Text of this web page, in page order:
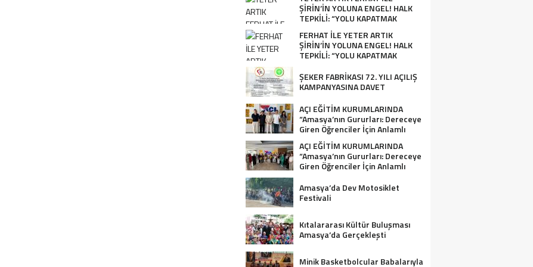
ŞİRİN’İN YOLUNA ENGEL! HALK
TEPKİLİ: “YOLU KAPATMAK
ÇÖZÜM DEĞİL, GÖREVİNİ YAP!”
FERHAT İLE YETER ARTIK
ŞİRİN’İN YOLUNA ENGEL! HALK
TEPKİLİ: “YOLU KAPATMAK
ŞEKER FABRİKASI 72. YILI AÇILIŞ
KAMPANYASINA DAVET
AÇI EĞİTİM KURUMLARINDA
“Amasya’nın Gururları: Dereceye
Giren Öğrenciler İçin Anlamlı
Tören”
AÇI EĞİTİM KURUMLARINDA
“Amasya’nın Gururları: Dereceye
Giren Öğrenciler İçin Anlamlı
Amasya’da Dev Motosiklet
Festivali
Kıtalararası Kültür Buluşması
Amasya’da Gerçekleşti
Minik Basketbolcular Babalarıyla